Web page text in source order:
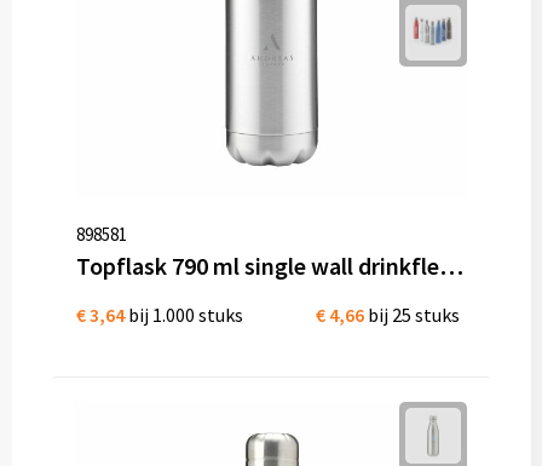
898581
Topflask 790 ml single wall drinkfles RVS
€ 3,64 bij 1.000 stuks € 4,66 bij 25 stuks